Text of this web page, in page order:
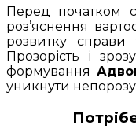
Перед початком
роз’яснення
розвитку справи
Прозорість і
формування
уникнути